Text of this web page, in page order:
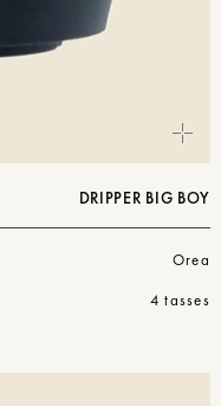
DRIPPER BIG BOY
Orea
4 tasses